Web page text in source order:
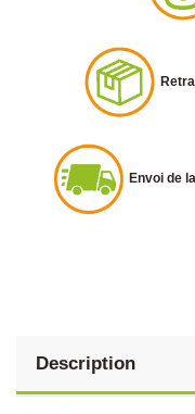
Envoi de
Description